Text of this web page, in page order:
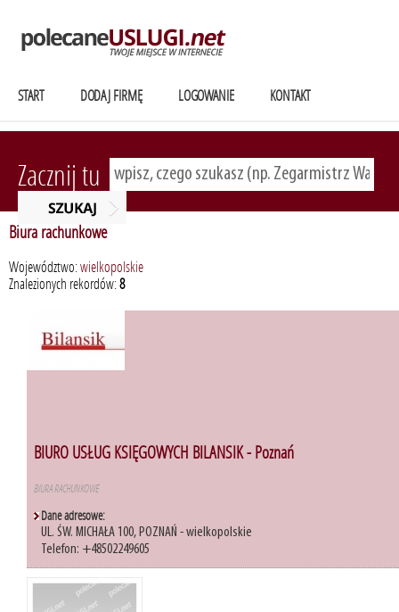
START DODAJ FIRMĘ LOGOWANIE KONTAKT
Zacznij tu
Biura rachunkowe
Województwo:wielkopolskie
Znalezionych rekordów:8
BIURO USŁUG KSIĘGOWYCH BILANSIK - Poznań
BIURA RACHUNKOWE
Dane adresowe:
UL. ŚW. MICHAŁA 100, POZNAŃ - wielkopolskie
Telefon: +48502249605